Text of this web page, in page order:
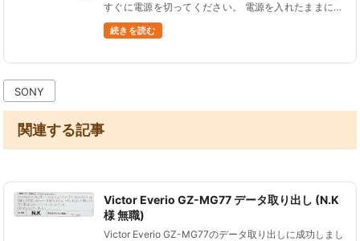
すぐに電源を切ってください。 電源を入れたままにし
ていると、内蔵データが上書きされてしまってデータ
の復旧率が低下する可能性があります。 電源を切って
続きを読む
SONY
関連する記事
Victor Everio GZ-MG77 データ取り出し (N.K
様 無職)
Victor Everio GZ-MG77のデータ取り出しに成功しまし